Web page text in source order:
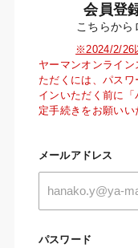
会員登
こちらから
※2024/2/26
ヤーマンオンライ
ただくには、パス
インいただく前に
定手続きをお願いい
メールアドレス
パスワード